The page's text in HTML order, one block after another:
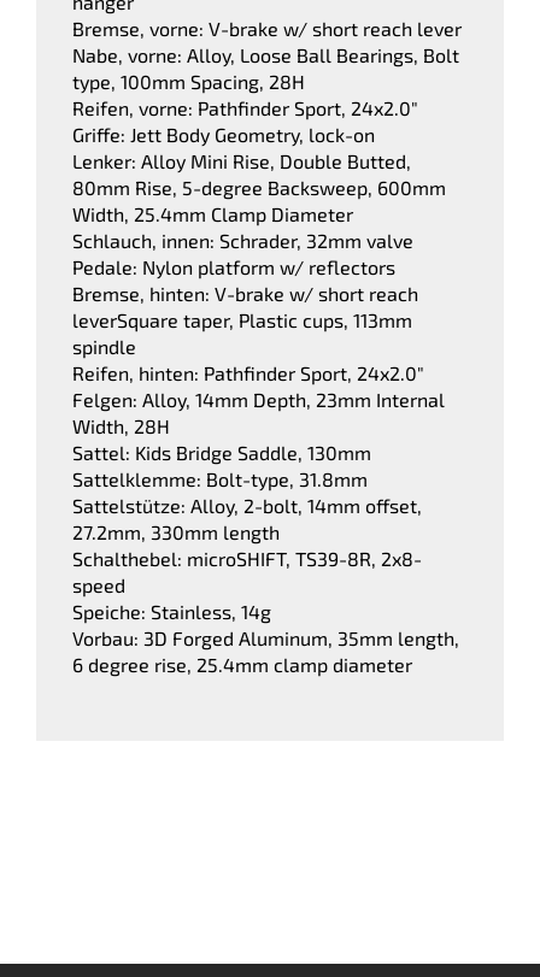
Bremse, vorne: V-brake w/ short reach lever
Nabe, vorne: Alloy, Loose Ball Bearings, Bolt
type, 100mm Spacing, 28H
Reifen, vorne: Pathfinder Sport, 24x2.0"
Griffe: Jett Body Geometry, lock-on
Lenker: Alloy Mini Rise, Double Butted,
80mm Rise, 5-degree Backsweep, 600mm
Width, 25.4mm Clamp Diameter
Schlauch, innen: Schrader, 32mm valve
Pedale: Nylon platform w/ reflectors
Bremse, hinten: V-brake w/ short reach
leverSquare taper, Plastic cups, 113mm
spindle
Reifen, hinten: Pathfinder Sport, 24x2.0"
Felgen: Alloy, 14mm Depth, 23mm Internal
Width, 28H
Sattel: Kids Bridge Saddle, 130mm
Sattelklemme: Bolt-type, 31.8mm
Sattelstütze: Alloy, 2-bolt, 14mm offset,
27.2mm, 330mm length
Schalthebel: microSHIFT, TS39-8R, 2x8-
speed
Speiche: Stainless, 14g
Vorbau: 3D Forged Aluminum, 35mm length,
6 degree rise, 25.4mm clamp diameter